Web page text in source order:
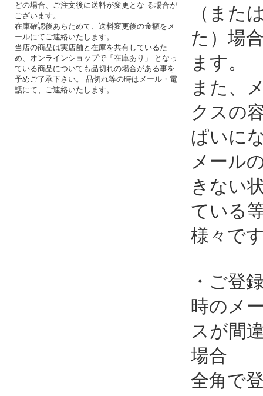
どの場合、ご注文後に送料が変更とな る場合が
ございます。
在庫確認後あらためて、送料変更後の金額をメ
ールにてご連絡いたします。
当店の商品は実店舗と在庫を共有しているた
め、オンラインショップで「在庫あり」 となっ
ている商品についても品切れの場合がある事を
予めご了承下さい。 品切れ等の時はメール・電
話にて、ご連絡いたします。
（また
た）場
ます。
また、
クスの
ぱいに
メール
きない
ている
様々で
・ご登
時のメ
スが間
場合
全角で